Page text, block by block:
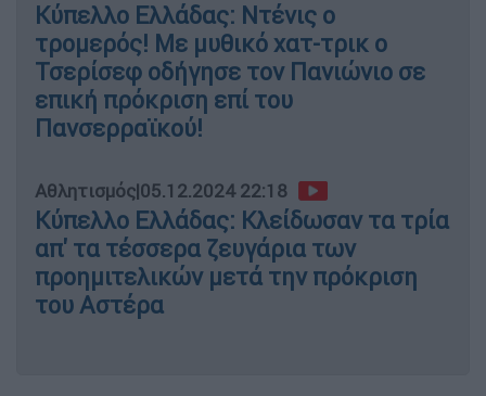
Κύπελλο Ελλάδας: Ντένις ο
τρομερός! Με μυθικό χατ-τρικ ο
Τσερίσεφ οδήγησε τον Πανιώνιο σε
επική πρόκριση επί του
Πανσερραϊκού!
Αθλητισμός|05.12.2024 22:18
Κύπελλο Ελλάδας: Κλείδωσαν τα τρία
απ' τα τέσσερα ζευγάρια των
προημιτελικών μετά την πρόκριση
του Αστέρα